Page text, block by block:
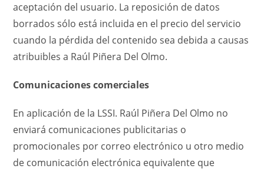
aceptación del usuario. La reposición de datos
borrados sólo está incluida en el precio del servicio
cuando la pérdida del contenido sea debida a causas
atribuibles a Raúl Piñera Del Olmo.
Comunicaciones comerciales
En aplicación de la LSSI. Raúl Piñera Del Olmo no
enviará comunicaciones publicitarias o
promocionales por correo electrónico u otro medio
de comunicación electrónica equivalente que